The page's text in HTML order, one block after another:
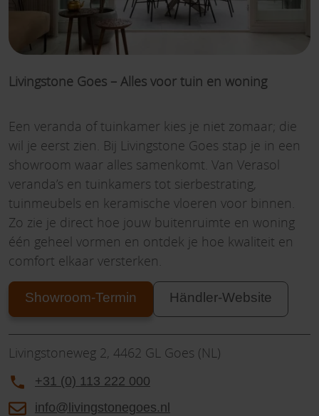
Livingstone Goes – Alles voor tuin en woning
Een veranda of tuinkamer kies je niet zomaar; die
wil je eerst zien. Bij Livingstone Goes stap je in een
showroom waar alles samenkomt. Van Verasol
veranda’s en tuinkamers tot sierbestrating,
tuinmeubels en keramische vloeren voor binnen.
Zo zie je direct hoe jouw buitenruimte en woning
één geheel vormen en ontdek je hoe kwaliteit en
comfort elkaar versterken.
Showroom-Termin Händler-Website
Livingstoneweg 2, 4462 GL Goes (NL)
+31 (0) 113 222 000
info@livingstonegoes.nl